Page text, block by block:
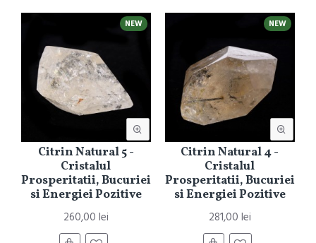
NEW
Citrin Natural 5 -
Cristalul
Prosperitatii, Bucuriei
si Energiei Pozitive
260,00 lei
NEW
Citrin Natural 4 -
Cristalul
Prosperitatii, Bucuriei
si Energiei Pozitive
281,00 lei